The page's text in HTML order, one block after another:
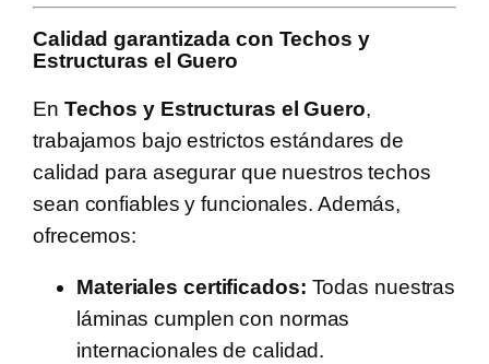
Calidad garantizada con Techos y
Estructuras el Guero
En Techos y Estructuras el Guero,
trabajamos bajo estrictos estándares de
calidad para asegurar que nuestros techos
sean confiables y funcionales. Además,
ofrecemos:
Materiales certificados: Todas nuestras
láminas cumplen con normas
internacionales de calidad.